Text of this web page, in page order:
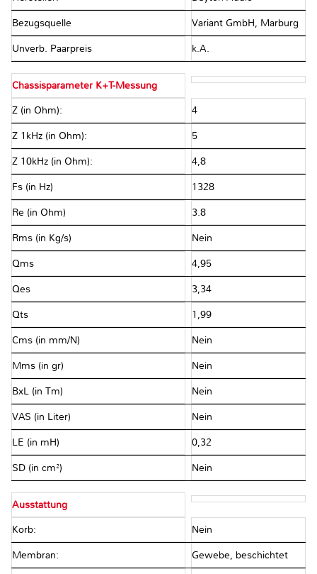
Bezugsquelle Variant GmbH, Marburg
Unverb. Paarpreis k.A.
Chassisparameter K+T-Messung
Z (in Ohm): 4
Z 1kHz (in Ohm): 5
Z 10kHz (in Ohm): 4,8
Fs (in Hz) 1328
Re (in Ohm) 3.8
Rms (in Kg/s) Nein
Qms 4,95
Qes 3,34
Qts 1,99
Cms (in mm/N) Nein
Mms (in gr) Nein
BxL (in Tm) Nein
VAS (in Liter) Nein
LE (in mH) 0,32
SD (in cm²) Nein
Ausstattung
Korb: Nein
Membran: Gewebe, beschichtet